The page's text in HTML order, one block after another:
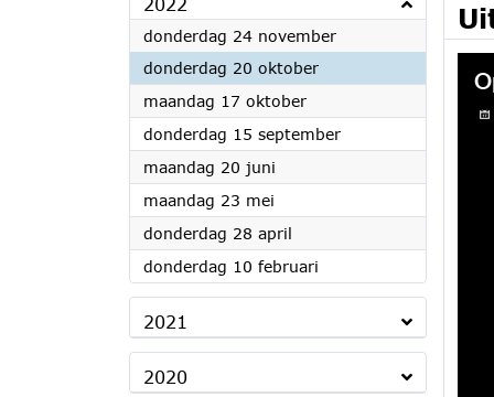
donderdag 24 november2022
donderdag 20 oktober2022
maandag 17 oktober2022
donderdag 15 september2022
maandag 20 juni
maandag 23 mei
donderdag 28 april
donderdag 10 februari
2021
2020